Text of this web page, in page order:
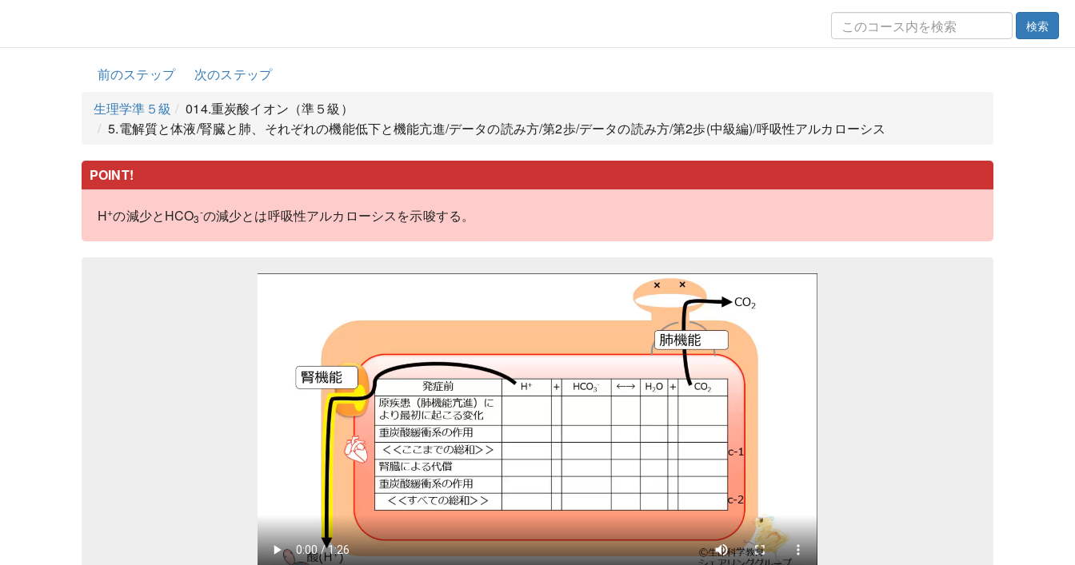
検索
前のステップ
次のステップ
生理学準５級
014.重炭酸イオン（準５級）
5.電解質と体液/腎臓と肺、それぞれの機能低下と機能亢進/データの読み方/第2歩/データの読み方/第2歩(中級編)/呼吸性アルカローシス
POINT!
H+の減少とHCO3
-の減少とは呼吸性アルカローシスを示唆する。